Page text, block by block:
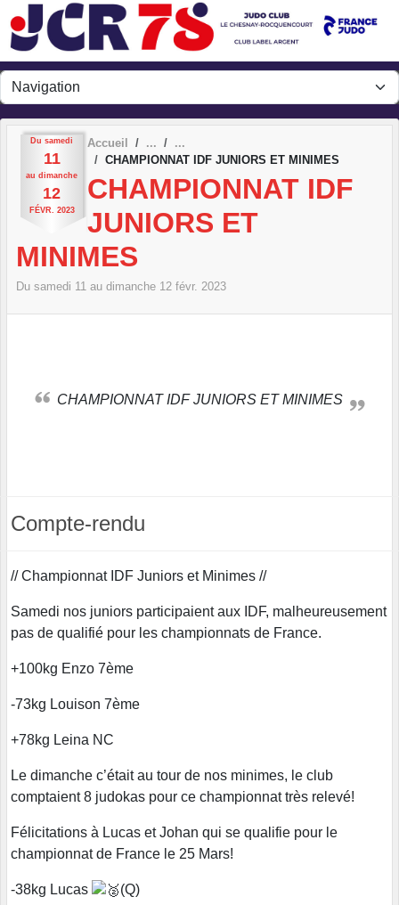
Du samedi
11
au dimanche
12
FÉVR. 2023
Accueil
CHAMPIONNAT IDF JUNIORS ET MINIMES
CHAMPIONNAT IDF
JUNIORS ET
MINIMES
Du samedi 11 au dimanche 12 févr. 2023
CHAMPIONNAT IDF JUNIORS ET MINIMES
Compte-rendu
// Championnat IDF Juniors et Minimes //
Samedi nos juniors participaient aux IDF, malheureusement
pas de qualifié pour les championnats de France.
+100kg Enzo 7ème
-73kg Louison 7ème
+78kg Leina NC
Le dimanche c’était au tour de nos minimes, le club
comptaient 8 judokas pour ce championnat très relevé!
Félicitations à Lucas et Johan qui se qualifie pour le
championnat de France le 25 Mars!
-38kg Lucas (Q)
Panneau de gestion des cookies